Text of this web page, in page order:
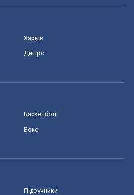
Харків
Дніпро
Баскетбол
Бокс
Підручники